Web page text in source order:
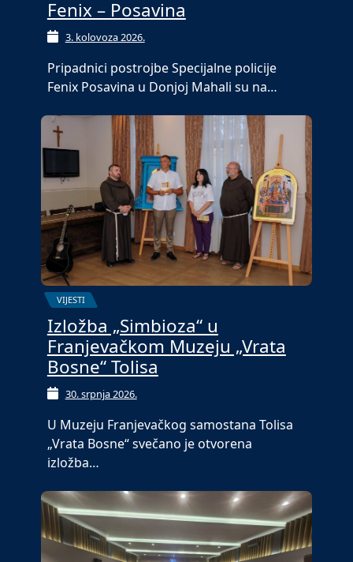
Fenix – Posavina
3. kolovoza 2026.
Pripadnici postrojbe Specijalne policije
Fenix Posavina u Donjoj Mahali su na…
VIJESTI
Izložba „Simbioza“ u
Franjevačkom Muzeju „Vrata
Bosne“ Tolisa
30. srpnja 2026.
U Muzeju Franjevačkog samostana Tolisa
„Vrata Bosne“ svečano je otvorena
izložba…